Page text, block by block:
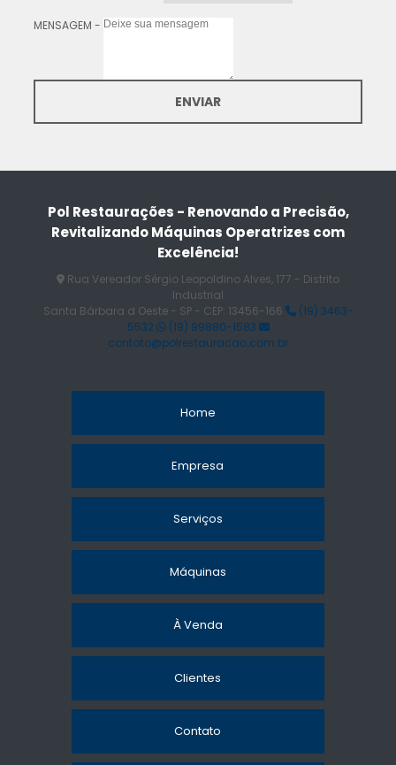
MENSAGEM -
ENVIAR
Pol Restaurações - Renovando a Precisão,
Revitalizando Máquinas Operatrizes com
Excelência!
Rua Vereador Sérgio Leopoldino Alves, 177 - Distrito
Industrial
Santa Bárbara d Oeste - SP - CEP: 13456-166
(19) 3463-
5532
(19) 99880-1583
contato@polrestauracao.com.br
Home
Empresa
Serviços
Máquinas
À Venda
Clientes
Contato